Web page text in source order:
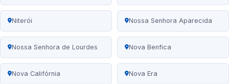
Niterói Nossa Senhora Aparecida
Nossa Senhora de Lourdes Nova Benfica
Nova Califórnia Nova Era